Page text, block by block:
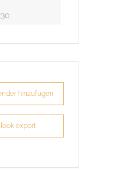
hinzufügen
export